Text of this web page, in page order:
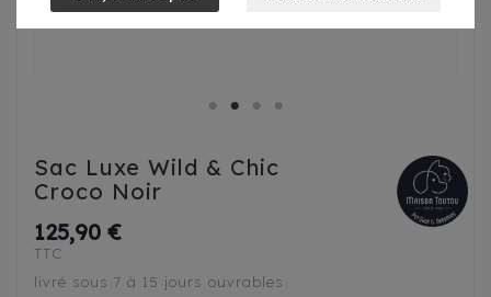
Sac Luxe Wild & Chic
Croco Noir
125,90 €
TTC
livré sous 7 à 15 jours ouvrables